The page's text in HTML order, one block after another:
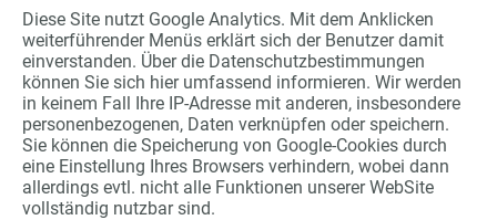
Diese Site nutzt Google Analytics. Mit dem Anklicken
weiterführender Menüs erklärt sich der Benutzer damit
einverstanden. Über die Datenschutzbestimmungen
können Sie sich hier umfassend informieren. Wir werden
in keinem Fall Ihre IP-Adresse mit anderen, insbesondere
personenbezogenen, Daten verknüpfen oder speichern.
Sie können die Speicherung von Google-Cookies durch
eine Einstellung Ihres Browsers verhindern, wobei dann
allerdings evtl. nicht alle Funktionen unserer WebSite
vollständig nutzbar sind.